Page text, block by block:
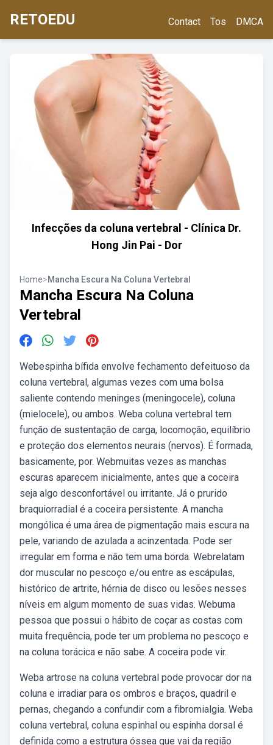
RETOEDU Contact Tos DMCA
Infecções da coluna vertebral - Clínica Dr.
Hong Jin Pai - Dor
Home>Mancha Escura Na Coluna Vertebral
Mancha Escura Na Coluna
Vertebral
Webespinha bífida envolve fechamento defeituoso da
coluna vertebral, algumas vezes com uma bolsa
saliente contendo meninges (meningocele), coluna
(mielocele), ou ambos. Weba coluna vertebral tem
função de sustentação de carga, locomoção, equilíbrio
e proteção dos elementos neurais (nervos). É formada,
basicamente, por. Webmuitas vezes as manchas
escuras aparecem inicialmente, antes que a coceira
seja algo desconfortável ou irritante. Já o prurido
braquiorradial é a coceira persistente. A mancha
mongólica é uma área de pigmentação mais escura na
pele, variando de azulada a acinzentada. Pode ser
irregular em forma e não tem uma borda. Webrelatam
dor muscular no pescoço e/ou entre as escápulas,
histórico de artrite, hérnia de disco ou lesões nesses
níveis em algum momento de suas vidas. Webuma
pessoa que possui o hábito de coçar as costas com
muita frequência, pode ter um problema no pescoço e
na coluna torácica e não sabe. A coceira pode vir.
Weba artrose na coluna vertebral pode provocar dor na
coluna e irradiar para os ombros e braços, quadril e
pernas, chegando a confundir com a fibromialgia. Weba
coluna vertebral, coluna espinhal ou espinha dorsal é
definida como a estrutura óssea que vai da região